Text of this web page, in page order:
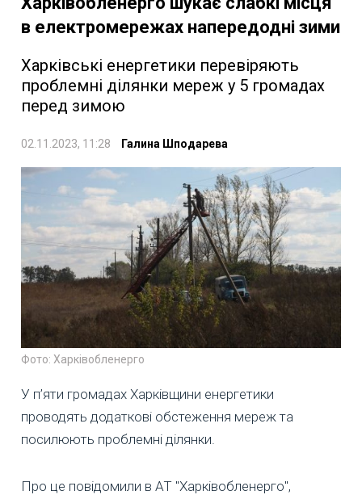
в електромережах напередодні зими
Харківські енергетики перевіряють
проблемні ділянки мереж у 5 громадах
перед зимою
02.11.2023, 11:28 Галина Шподарева
Фото: Харківобленерго
У п’яти громадах Харківщини енергетики
проводять додаткові обстеження мереж та
посилюють проблемні ділянки.
Про це повідомили в АТ "Харківобленерго",